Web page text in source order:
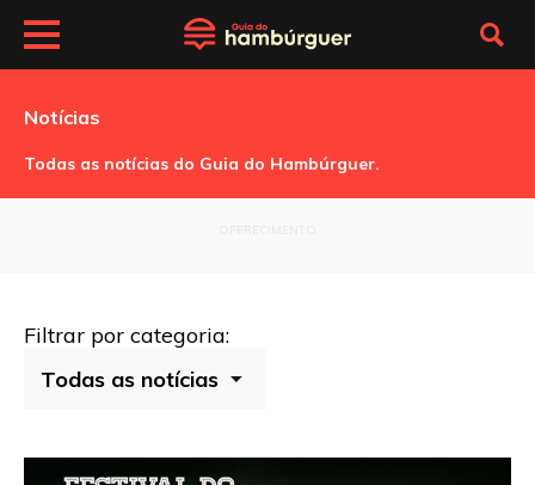
Notícias
Todas as notícias do Guia do Hambúrguer.
Filtrar por categoria: